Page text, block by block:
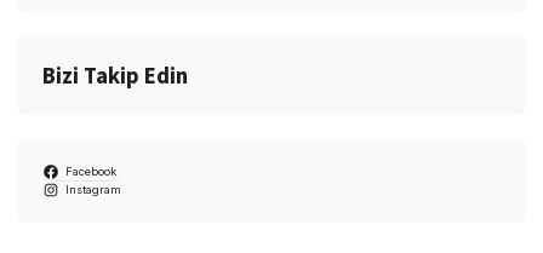
Bizi Takip Edin
Facebook
Instagram